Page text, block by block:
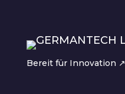
Bereit für Innovation ↗︎